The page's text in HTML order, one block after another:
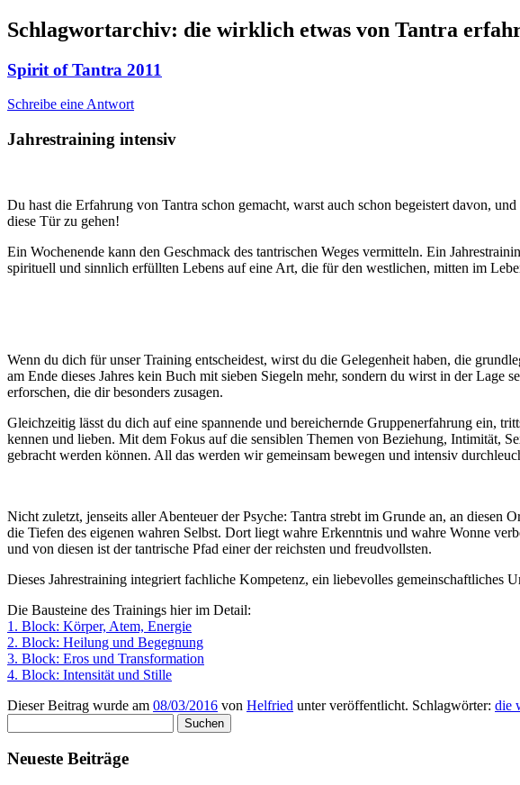
Schlagwortarchiv: die wirklich etwas von Tantra
Spirit of Tantra 2011
Schreibe eine Antwort
Jahrestraining intensiv
Du hast die Erfahrung von Tantra schon gemacht, warst auch schon begeistert davon,
diese Tür zu gehen!
Ein Wochenende kann den Geschmack des tantrischen Weges vermitteln. Ein
spirituell und sinnlich erfüllten Lebens auf eine Art, die für den westlichen, mitten im
Wenn du dich für unser Training entscheidest, wirst du die Gelegenheit haben, die
am Ende dieses Jahres kein Buch mit sieben Siegeln mehr, sondern du wirst in der Lage
erforschen, die dir besonders zusagen.
Gleichzeitig lässt du dich auf eine spannende und bereichernde Gruppenerfahrung ein,
kennen und lieben. Mit dem Fokus auf die sensiblen Themen von Beziehung, Intimität,
gebracht werden können. All das werden wir gemeinsam bewegen und intensiv
Nicht zuletzt, jenseits aller Abenteuer der Psyche: Tantra strebt im Grunde an, an
die Tiefen des eigenen wahren Selbst. Dort liegt wahre Erkenntnis und wahre Wonne
und von diesen ist der tantrische Pfad einer der reichsten und freudvollsten.
Dieses Jahrestraining integriert fachliche Kompetenz, ein liebevolles gemeinschaftliches
Die Bausteine des Trainings hier im Detail:
1. Block: Körper, Atem, Energie
2. Block: Heilung und Begegnung
3. Block: Eros und Transformation
4. Block: Intensität und Stille
Dieser Beitrag wurde am 08/03/2016 von Helfried unter veröffentlicht. Schlagwörter: die
nach:
Neueste Beiträge